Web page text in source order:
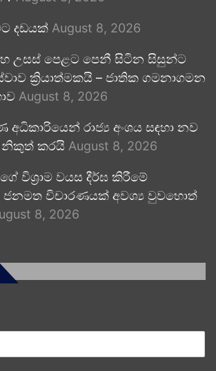
දඩයක් August 8, 2026
උසස් පෙළට පෙනී සිටින සිසුන්ට
ක්‍රියාත්මකයි – ජාතික ගමනාගමන
August 8, 2026
රාජ්‍ය අංශය සඳහා නව
නිකුත් කරයි August 8, 2026
විශ්‍රාම වයස දීර්ඝ කිරීමේ
විචාරණයක් අවශ්‍ය වුවහොත්
8, 2026